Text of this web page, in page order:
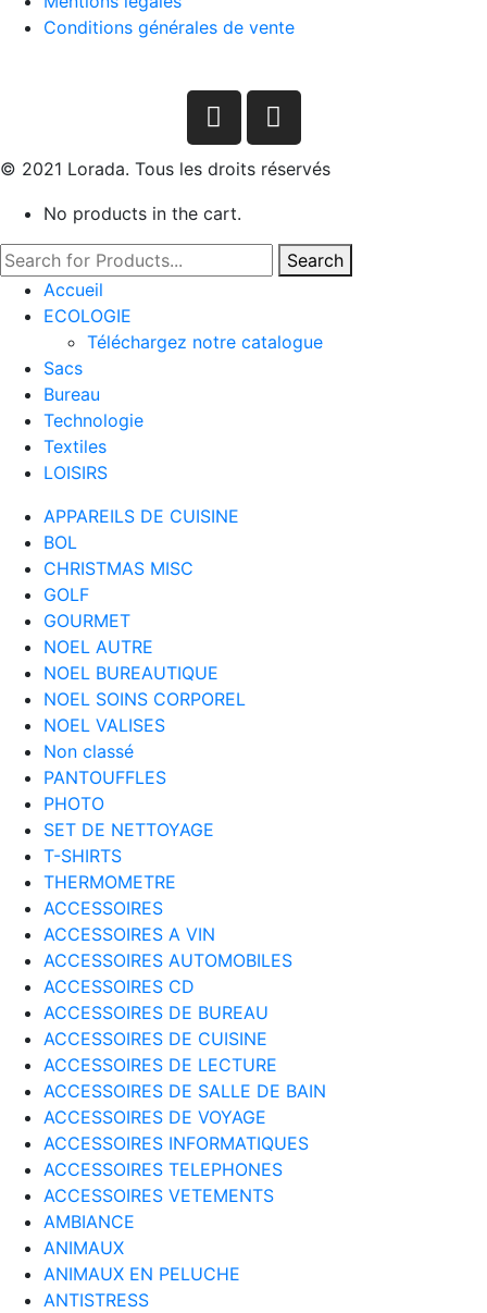
Conditions générales de vente
© 2021 Lorada. Tous les droits réservés
No products in the cart.
Search
Accueil
ECOLOGIE
Téléchargez notre catalogue
Sacs
Bureau
Technologie
Textiles
LOISIRS
APPAREILS DE CUISINE
BOL
CHRISTMAS MISC
GOLF
GOURMET
NOEL AUTRE
NOEL BUREAUTIQUE
NOEL SOINS CORPOREL
NOEL VALISES
Non classé
PANTOUFFLES
PHOTO
SET DE NETTOYAGE
T-SHIRTS
THERMOMETRE
ACCESSOIRES
ACCESSOIRES A VIN
ACCESSOIRES AUTOMOBILES
ACCESSOIRES CD
ACCESSOIRES DE BUREAU
ACCESSOIRES DE CUISINE
ACCESSOIRES DE LECTURE
ACCESSOIRES DE SALLE DE BAIN
ACCESSOIRES DE VOYAGE
ACCESSOIRES INFORMATIQUES
ACCESSOIRES TELEPHONES
ACCESSOIRES VETEMENTS
AMBIANCE
ANIMAUX
ANIMAUX EN PELUCHE
ANTISTRESS